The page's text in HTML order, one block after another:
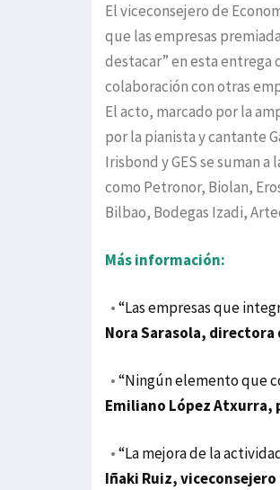
El viceconsejero de
que las empresas
destacar” en esta entrega
colaboración con otras
El acto, marcado por la
por la pianista y cantante
Irisbond y GES se suman
como Petronor, Biolan,
Bilbao, Bodegas Izadi,
Más información:
•“Las empresas que
Nora Sarasola, directora
•“Ningún elemento que
Emiliano López
•“La mejora de la
Iñaki Ruiz,